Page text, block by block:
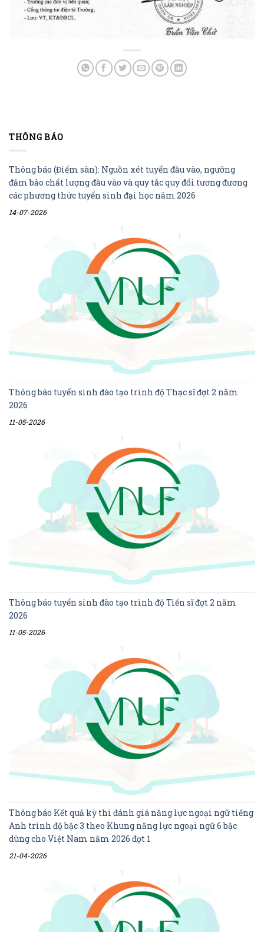
THÔNG BÁO
Thông báo (Điểm sàn): Nguồn xét tuyển đầu vào, ngưỡng
đảm bảo chất lượng đầu vào và quy tắc quy đổi tương đương
các phương thức tuyển sinh đại học năm 2026
14-07-2026
Thông báo tuyển sinh đào tạo trình độ Thạc sĩ đợt 2 năm
2026
11-05-2026
Thông báo tuyển sinh đào tạo trình độ Tiến sĩ đợt 2 năm
2026
11-05-2026
Thông báo Kết quả kỳ thi đánh giá năng lực ngoại ngữ tiếng
Anh trình độ bậc 3 theo Khung năng lực ngoại ngữ 6 bậc
dùng cho Việt Nam năm 2026 đợt 1
21-04-2026